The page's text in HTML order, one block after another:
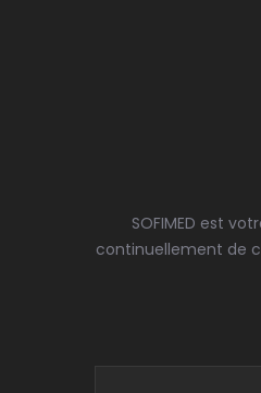
SOFIMED est
continuellement de